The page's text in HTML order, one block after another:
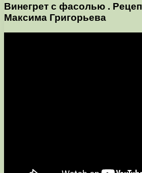
Винегрет с фасолью .
Максима Григорьева